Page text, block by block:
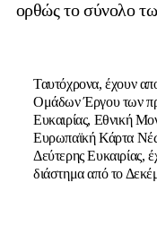
ορθώς το σύνολο
Ταυτόχρονα, έχουν
Ομάδων Έργου των
Ευκαιρίας, Εθνική
Ευρωπαϊκή Κάρτα
Δεύτερης Ευκαιρίας,
διάστημα από το